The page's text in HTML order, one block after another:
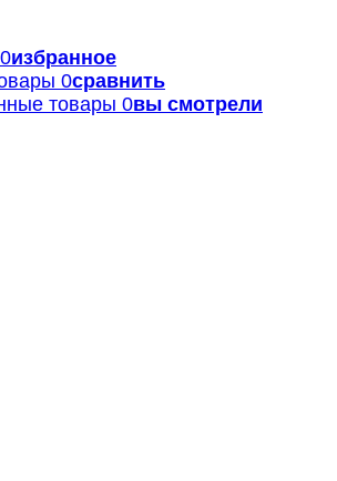
0избранное
0сравнить
товары 0вы смотрели